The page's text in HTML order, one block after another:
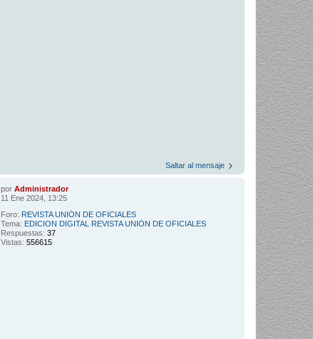
Saltar al mensaje
porAdministrador
11 Ene 2024, 13:25
Foro: REVISTA UNIÓN DE OFICIALES
Tema: EDICION DIGITAL REVISTA UNIÓN DE OFICIALES
Respuestas:37
Vistas:556615